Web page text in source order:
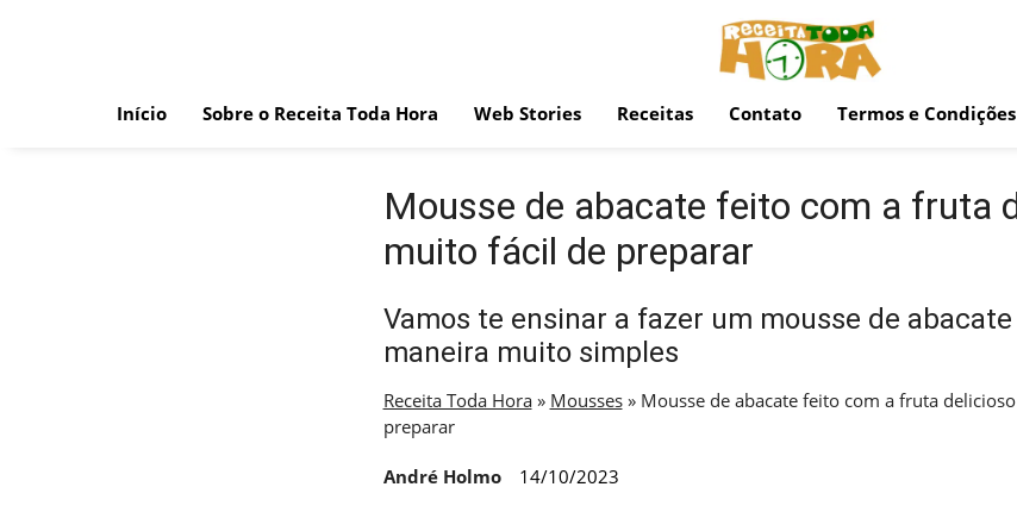
Início Sobre o Receita Toda Hora Web Stories Receitas Contato Termos e Condições
Mousse de abacate feito com a fruta
muito fácil de preparar
Vamos te ensinar a fazer um mousse de
maneira muito simples
Receita Toda Hora» Mousses» Mousse de abacate feito com a fruta
preparar
André Holmo 14/10/2023